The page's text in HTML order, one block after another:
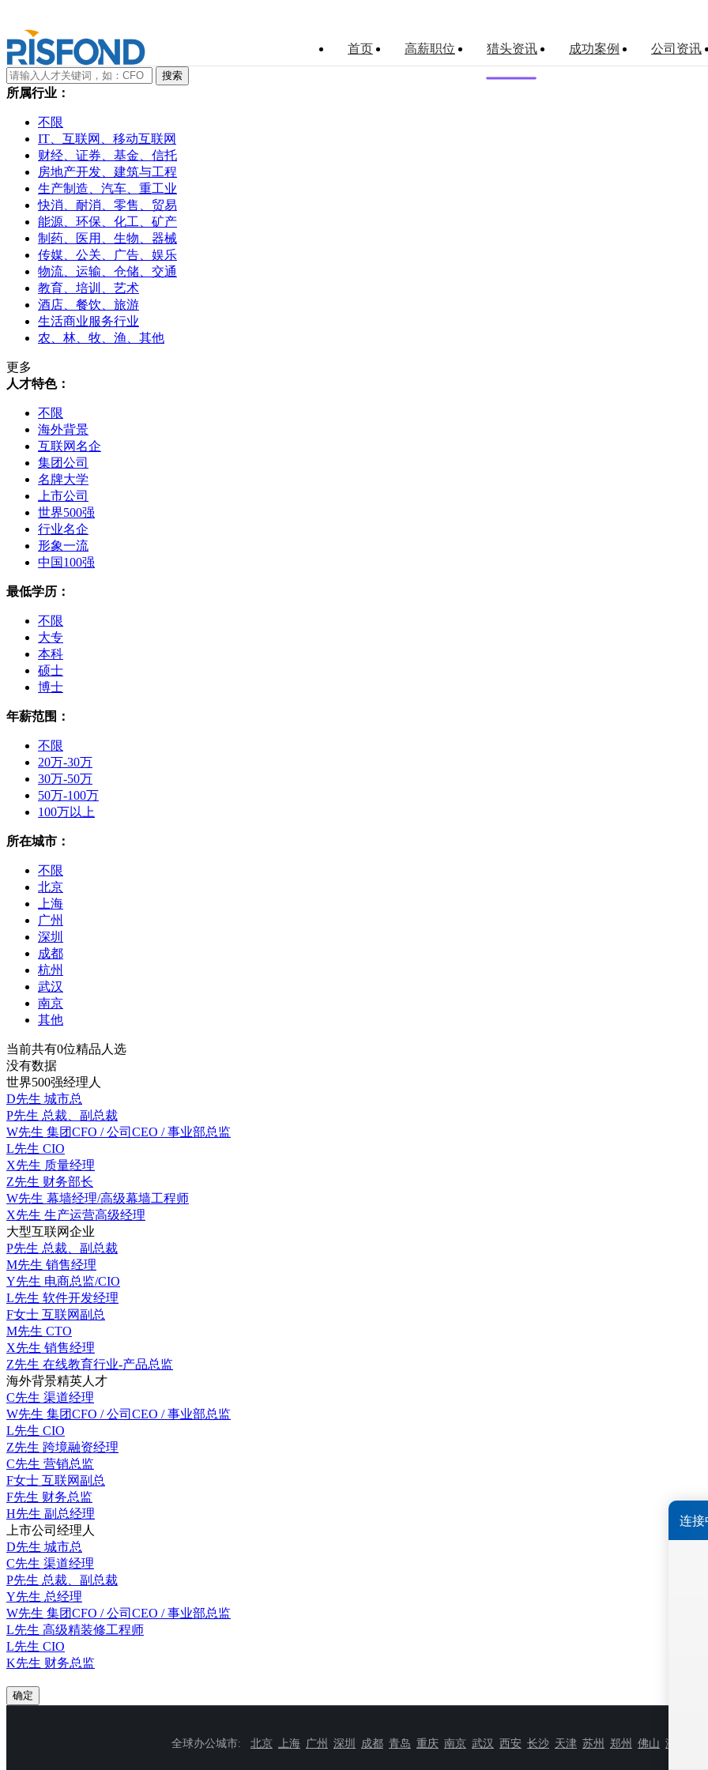
首页 高薪职位 猎头资讯 成功案例 公司资讯
所属行业：
不限
IT、互联网、移动互联网
财经、证券、基金、信托
房地产开发、建筑与工程
生产制造、汽车、重工业
快消、耐消、零售、贸易
能源、环保、化工、矿产
制药、医用、生物、器械
传媒、公关、广告、娱乐
物流、运输、仓储、交通
教育、培训、艺术
酒店、餐饮、旅游
生活商业服务行业
农、林、牧、渔、其他
更多
人才特色：
不限
海外背景
互联网名企
集团公司
名牌大学
上市公司
世界500强
行业名企
形象一流
中国100强
最低学历：
不限
大专
本科
硕士
博士
年薪范围：
不限
20万-30万
30万-50万
50万-100万
100万以上
所在城市：
不限
北京
上海
广州
深圳
成都
杭州
武汉
南京
其他
当前共有0位精品人选
没有数据
世界500强经理人
D先生 城市总
P先生 总裁、副总裁
W先生 集团CFO / 公司CEO / 事业部总监
L先生 CIO
X先生 质量经理
Z先生 财务部长
W先生 幕墙经理/高级幕墙工程师
X先生 生产运营高级经理
大型互联网企业
P先生 总裁、副总裁
M先生 销售经理
Y先生 电商总监/CIO
L先生 软件开发经理
F女士 互联网副总
M先生 CTO
X先生 销售经理
Z先生 在线教育行业-产品总监
海外背景精英人才
C先生 渠道经理
W先生 集团CFO / 公司CEO / 事业部总监
L先生 CIO
Z先生 跨境融资经理
C先生 营销总监
F女士 互联网副总
F先生 财务总监
H先生 副总经理
上市公司经理人
D先生 城市总
C先生 渠道经理
P先生 总裁、副总裁
Y先生 总经理
W先生 集团CFO / 公司CEO / 事业部总监
L先生 高级精装修工程师
L先生 CIO
K先生 财务总监
确定
全球办公城市: 北京 上海 广州 深圳 成都 青岛 重庆 南京 武汉 西安 长沙 天津 苏州 郑州 佛山 济南